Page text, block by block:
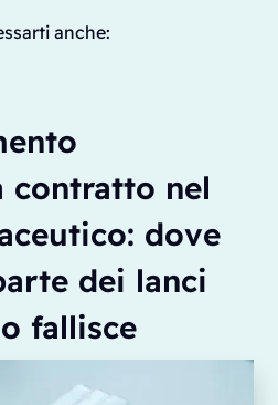
anche:
contratto nel
dove
dei lanci
fallisce